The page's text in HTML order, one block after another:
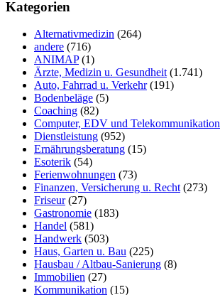
Kategorien
Alternativmedizin (264)
andere (716)
ANIMAP(1)
Ärzte, Medizin u. Gesundheit (1.741)
Auto, Fahrrad u. Verkehr(191)
Bodenbeläge (5)
Coaching (82)
Computer, EDV und Telekommunikation
Dienstleistung (952)
Ernährungsberatung (15)
Esoterik (54)
Ferienwohnungen (73)
Finanzen, Versicherung u. Recht (273)
Friseur(27)
Gastronomie (183)
Handel (581)
Handwerk (503)
Haus, Garten u. Bau (225)
Hausbau / Altbau-Sanierung (8)
Immobilien (27)
Kommunikation (15)